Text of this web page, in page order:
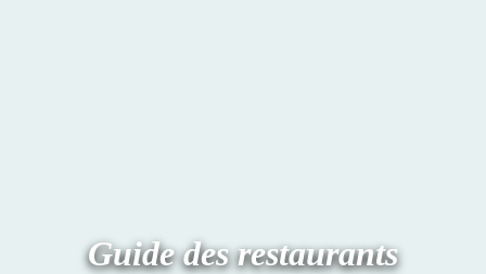
Guide des restaurants